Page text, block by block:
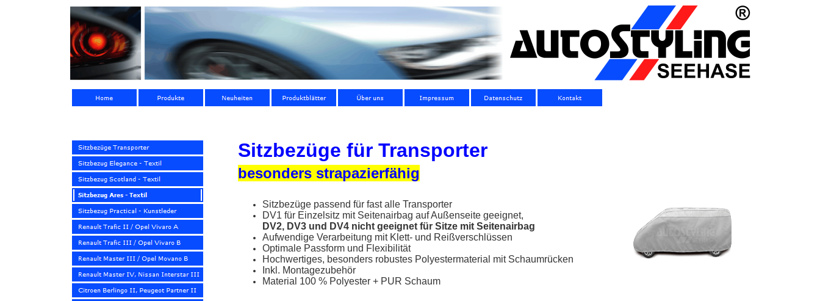
Sitzbezüge für Transporter
besonders strapazierfähig
Sitzbezüge passend für fast alle Transporter
DV1 für Einzelsitz mit Seitenairbag auf Außenseite geeignet,
DV2, DV3 und DV4 nicht geeignet für Sitze mit Seitenairbag
Aufwendige Verarbeitung mit Klett- und Reißverschlüssen
Optimale Passform und Flexibilität
Hochwertiges, besonders robustes Polyestermaterial mit Schaumrücken
Inkl. Montagezubehör
Material 100 % Polyester + PUR Schaum